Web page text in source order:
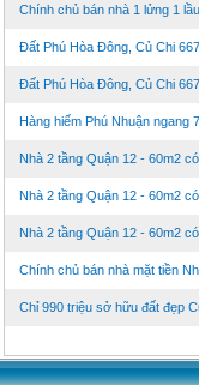
Chính chủ bán nhà 1 lửng 1
Đất Phú Hòa Đông, Củ Chi
Đất Phú Hòa Đông, Củ Chi
Hàng hiếm Phú Nhuận ngang
Nhà 2 tầng Quận 12 - 60m2
Nhà 2 tầng Quận 12 - 60m2
Nhà 2 tầng Quận 12 - 60m2
Chính chủ bán nhà mặt tiền
Chỉ 990 triệu sở hữu đất đẹp